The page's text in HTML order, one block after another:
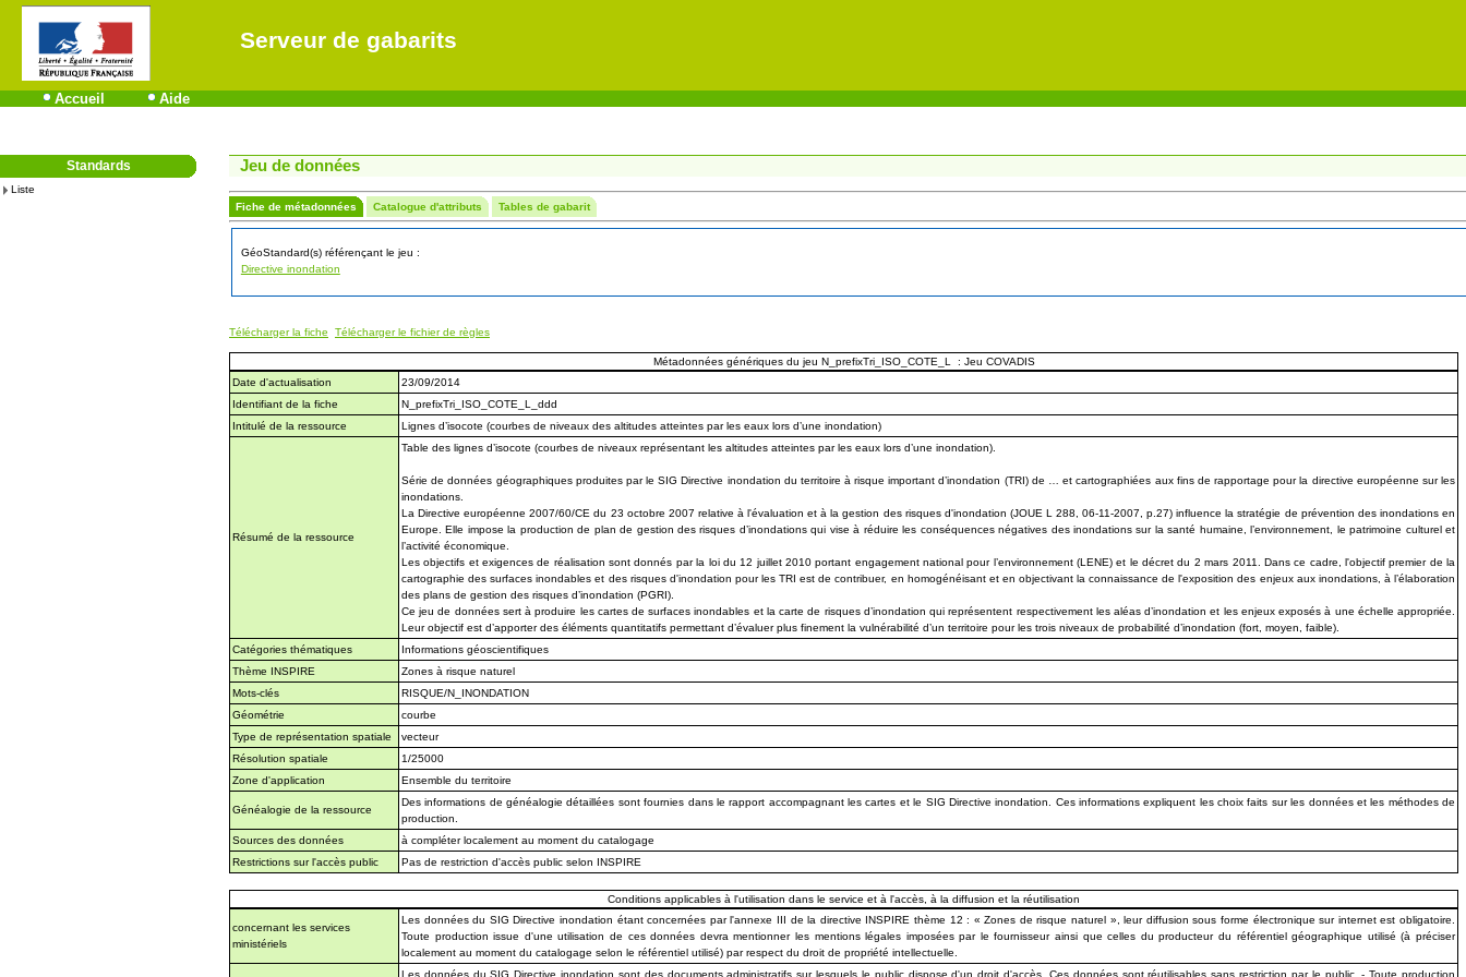
Serveur de gabarits
Accueil Aide
Standards
Liste
Jeu de données
Fiche de métadonnées Catalogue d'attributs Tables de gabarit
GéoStandard(s) référençant le jeu :
Directive inondation
Télécharger la fiche Télécharger le fichier de règles
Métadonnées génériques du jeu N_prefixTri_ISO_COTE_L : Jeu COVADIS
Date d'actualisation
23/09/2014
Identifiant de la fiche
N_prefixTri_ISO_COTE_L_ddd
Intitulé de la ressource
Lignes d’isocote (courbes de niveaux des altitudes atteintes par les eaux lors d’une inondation)
Résumé de la ressource
Table des lignes d’isocote (courbes de niveaux représentant les altitudes atteintes par les eaux lors d’une inondation).
Série de données géographiques produites par le SIG Directive inondation du territoire à risque important d’inondation (TRI) de … et cartographiées aux fins de rapportage pour la directive européenne sur les
inondations.
La Directive européenne 2007/60/CE du 23 octobre 2007 relative à l'évaluation et à la gestion des risques d'inondation (JOUE L 288, 06-11-2007, p.27) influence la stratégie de prévention des inondations en
Europe. Elle impose la production de plan de gestion des risques d’inondations qui vise à réduire les conséquences négatives des inondations sur la santé humaine, l’environnement, le patrimoine culturel et
l’activité économique.
Les objectifs et exigences de réalisation sont donnés par la loi du 12 juillet 2010 portant engagement national pour l’environnement (LENE) et le décret du 2 mars 2011. Dans ce cadre, l'objectif premier de la
cartographie des surfaces inondables et des risques d'inondation pour les TRI est de contribuer, en homogénéisant et en objectivant la connaissance de l'exposition des enjeux aux inondations, à l’élaboration
des plans de gestion des risques d’inondation (PGRI).
Ce jeu de données sert à produire les cartes de surfaces inondables et la carte de risques d’inondation qui représentent respectivement les aléas d’inondation et les enjeux exposés à une échelle appropriée.
Leur objectif est d’apporter des éléments quantitatifs permettant d’évaluer plus finement la vulnérabilité d’un territoire pour les trois niveaux de probabilité d’inondation (fort, moyen, faible).
Catégories thématiques
Informations géoscientifiques
Thème INSPIRE
Zones à risque naturel
Mots-clés
RISQUE/N_INONDATION
Géométrie
courbe
Type de représentation spatiale
vecteur
Résolution spatiale
1/25000
Zone d'application
Ensemble du territoire
Généalogie de la ressource
Des informations de généalogie détaillées sont fournies dans le rapport accompagnant les cartes et le SIG Directive inondation. Ces informations expliquent les choix faits sur les données et les méthodes de
production.
Sources des données
à compléter localement au moment du catalogage
Restrictions sur l'accès public
Pas de restriction d'accès public selon INSPIRE
Conditions applicables à l'utilisation dans le service et à l'accès, à la diffusion et la réutilisation
concernant les services
ministériels
Les données du SIG Directive inondation étant concernées par l'annexe III de la directive INSPIRE thème 12 : « Zones de risque naturel », leur diffusion sous forme électronique sur internet est obligatoire.
Toute production issue d'une utilisation de ces données devra mentionner les mentions légales imposées par le fournisseur ainsi que celles du producteur du référentiel géographique utilisé (à préciser
localement au moment du catalogage selon le référentiel utilisé) par respect du droit de propriété intellectuelle.
Les données du SIG Directive inondation sont des documents administratifs sur lesquels le public dispose d'un droit d'accès. Ces données sont réutilisables sans restriction par le public. - Toute production